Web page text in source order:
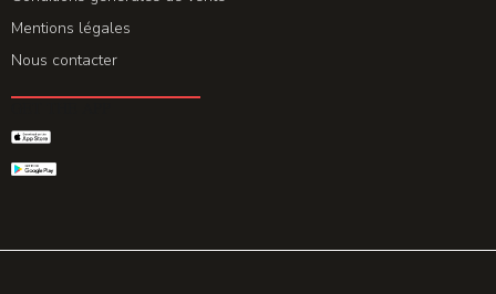
Mentions légales
Nous contacter